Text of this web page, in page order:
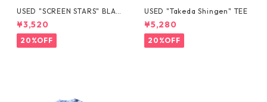
USED "SCREEN STARS" BLAN
K TEE
¥3,520
20%OFF
USED "Takeda Shingen" TEE
¥5,280
20%OFF